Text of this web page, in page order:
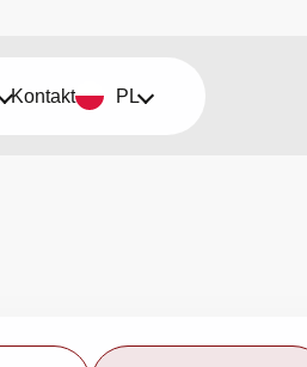
Kontakt PL
Miasto